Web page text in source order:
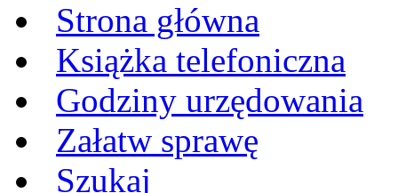
Strona główna
Książka telefoniczna
Godziny urzędowania
Załatw sprawę
Szukaj